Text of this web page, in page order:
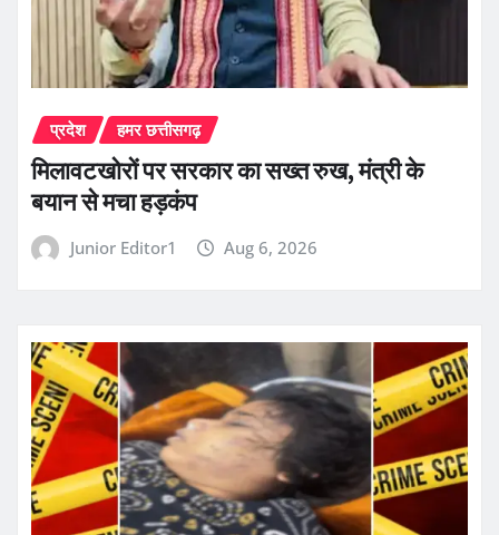
प्रदेश हमर छत्तीसगढ़
मिलावटखोरों पर सरकार का सख्त रुख, मंत्री के
बयान से मचा हड़कंप
Junior Editor1 Aug 6, 2026